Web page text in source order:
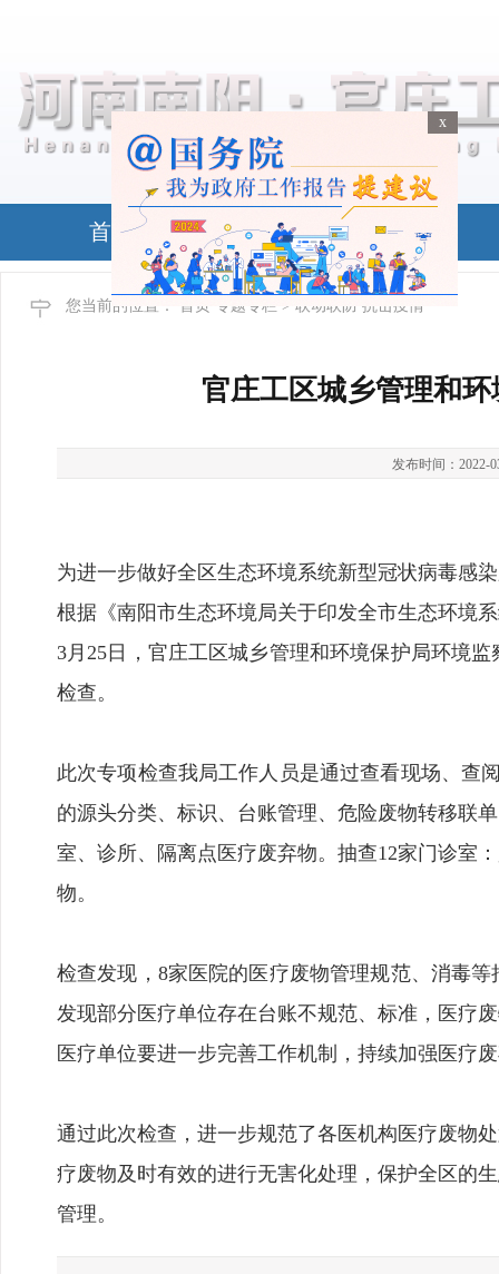
首页 政务公开
您当前的位置： 首页 专题专栏 > 联动联防 抗击疫情
官庄工区城乡管理和
发布时间：2022-
为进一步做好全区生态环境系统新型冠状病毒感
根据《南阳市生态环境局关于印发全市生态环境
3月25日，官庄工区城乡管理和环境保护局环境
检查。
此次专项检查我局工作人员是通过查看现场、查
的源头分类、标识、台账管理、危险废物转移联
室、诊所、隔离点医疗废弃物。抽查12家门诊室
物。
检查发现，8家医院的医疗废物管理规范、消毒
发现部分医疗单位存在台账不规范、标准，医疗
医疗单位要进一步完善工作机制，持续加强医疗
通过此次检查，进一步规范了各医机构医疗废物
疗废物及时有效的进行无害化处理，保护全区的
管理。
x
x